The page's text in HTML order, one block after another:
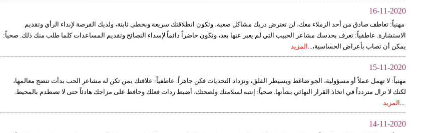
16-11-2020
مهنياً: تعاطف صادق من أحد الزملاء معك، لن تعترض دربك مشاكل صعبة، وتكون انطلاقتك سريعة وبخطى ثابتة، ولديك الفرصة لإبداء الرأي وتقديم
الاستشارة. عاطفياً: تعرف بحدسك مشاعر الحبيب التي لم يعبر عنها بعد، وتكون حاضراً دائماً لإسداء النصائح وتقديم المساعدات كلما طلب منك ذلك. صحياً:
يمكن أن تصاب بأعراض الحساسية،... المزيد
15-11-2020
مهنياً: لا تهمل عملاً أو مسؤولية، الجو ضاغط ويسيطر القلق، وتزداد التحديات فكن جاهزاً. عاطفياً: علاقتك بمن تكن له مشاعر الحب بدأت تنضج معالمها،
لكنك لا تزال متردداً في اتخاذ القرار النهائي بشأنها. صحياً: إنتبه لسلامتك ولصحتك، أضبط ردات فعلك وحافظ على مزاجك هادئاً حتى لا تصطدم بالمحيط.
... المزيد
14-11-2020